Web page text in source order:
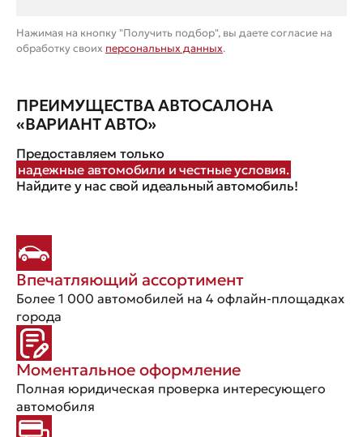
Нажимая на кнопку "Получить подбор", вы даете согласие на
обработку своих персональных данных.
ПРЕИМУЩЕСТВА АВТОСАЛОНА
«ВАРИАНТ АВТО»
Предоставляем только
надежные автомобили и честные условия.
Найдите у нас свой идеальный автомобиль!
Впечатляющий ассортимент
Более 1 000 автомобилей на 4 офлайн-площадках
города
Моментальное оформление
Полная юридическая проверка интересующего
автомобиля